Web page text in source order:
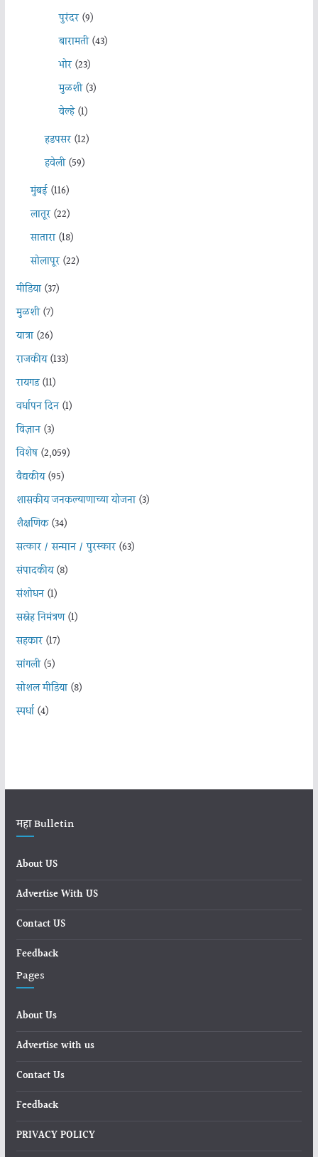
पुरंदर(9)
बारामती(43)
भोर(23)
मुळशी(3)
वेल्हे(1)
हडपसर(12)
हवेली(59)
मुंबई(116)
लातूर(22)
सातारा(18)
सोलापूर(22)
मीडिया(37)
मुळशी(7)
यात्रा(26)
राजकीय(133)
रायगड(11)
वर्धापन दिन(1)
विज्ञान(3)
विशेष(2,059)
वैद्यकीय(95)
शासकीय जनकल्याणाच्या योजना(3)
शैक्षणिक(34)
सत्कार / सन्मान / पुरस्कार(63)
संपादकीय(8)
संशोधन(1)
सस्नेह निमंत्रण(1)
सहकार(17)
सांगली(5)
सोशल मीडिया(8)
स्पर्धा(4)
महा Bulletin
About US
Advertise With US
Contact US
Feedback
Pages
About Us
Advertise with us
Contact Us
Feedback
PRIVACY POLICY